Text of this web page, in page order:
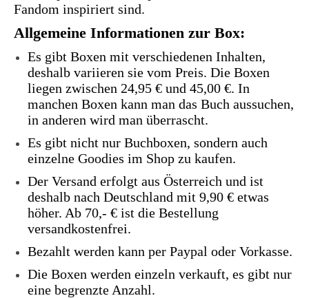
Fandom inspiriert sind.
Allgemeine Informationen zur Box:
Es gibt Boxen mit verschiedenen Inhalten,
deshalb variieren sie vom Preis. Die Boxen
liegen zwischen 24,95 € und 45,00 €. In
manchen Boxen kann man das Buch aussuchen,
in anderen wird man überrascht.
Es gibt nicht nur Buchboxen, sondern auch
einzelne Goodies im Shop zu kaufen.
Der Versand erfolgt aus Österreich und ist
deshalb nach Deutschland mit 9,90 € etwas
höher. Ab 70,- € ist die Bestellung
versandkostenfrei.
Bezahlt werden kann per Paypal oder Vorkasse.
Die Boxen werden einzeln verkauft, es gibt nur
eine begrenzte Anzahl.